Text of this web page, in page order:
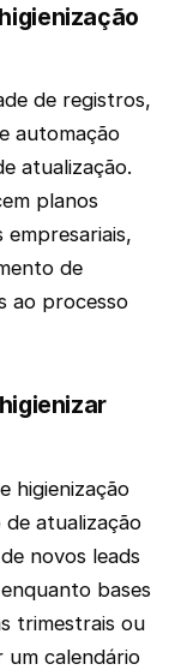
de registros,
automação
atualização.
planos
de
ao processo
higienização
atualização
novos leads
bases
trimestrais ou
um calendário